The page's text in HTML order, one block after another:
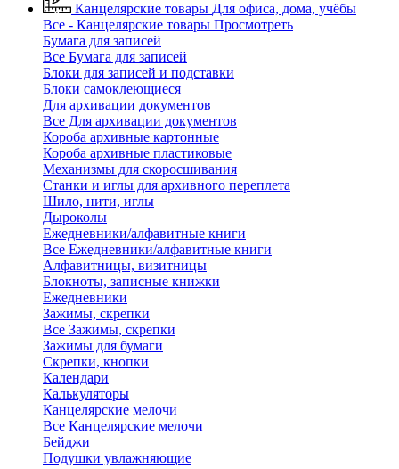
Канцелярские товары Для офиса, дома, учёбы
Все - Канцелярские товары Просмотреть
Бумага для записей
Все Бумага для записей
Блоки для записей и подставки
Блоки самоклеющиеся
Для архивации документов
Все Для архивации документов
Короба архивные картонные
Короба архивные пластиковые
Механизмы для скоросшивания
Станки и иглы для архивного переплета
Шило, нити, иглы
Дыроколы
Ежедневники/алфавитные книги
Все Ежедневники/алфавитные книги
Алфавитницы, визитницы
Блокноты, записные книжки
Ежедневники
Зажимы, скрепки
Все Зажимы, скрепки
Зажимы для бумаги
Скрепки, кнопки
Календари
Калькуляторы
Канцелярские мелочи
Все Канцелярские мелочи
Бейджи
Подушки увлажняющие